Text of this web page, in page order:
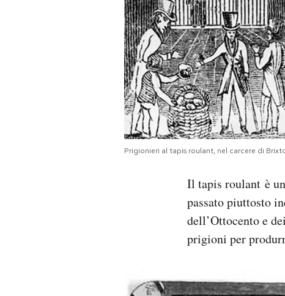
Prigionieri al tapis roulant, nel carcere di
Il tapis roulant è
passato piuttosto
dell’Ottocento e
prigioni per